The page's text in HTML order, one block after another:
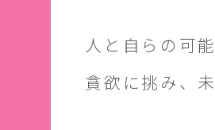
人と自らの可
貪欲に挑み、